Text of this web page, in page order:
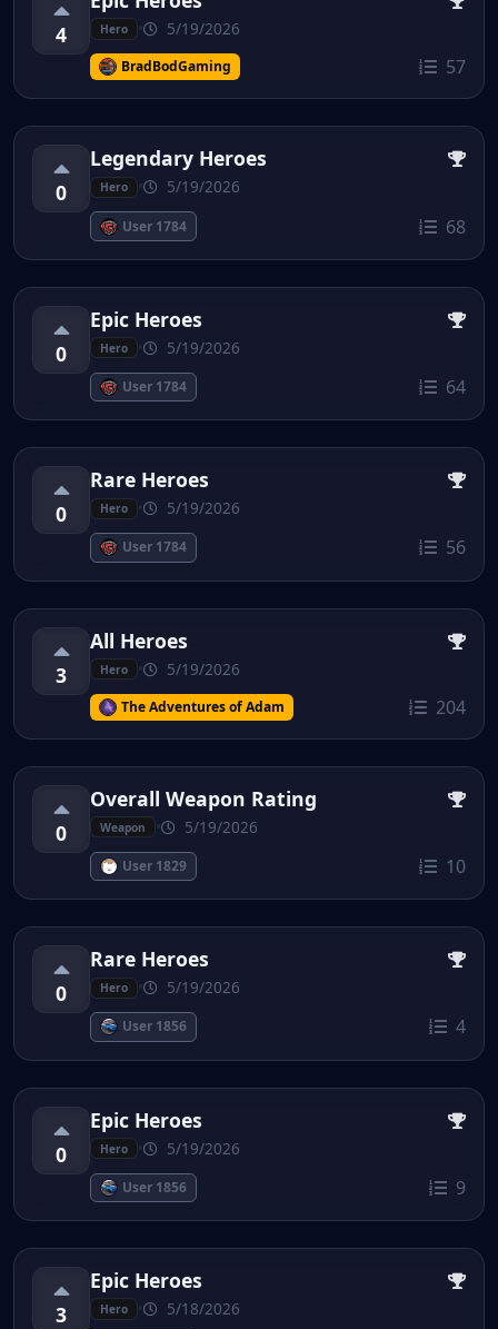
4 Hero 5/19/2026
BradBodGaming 57
0
Legendary Heroes
Hero 5/19/2026
User 1784 68
0
Epic Heroes
Hero 5/19/2026
User 1784 64
0
Rare Heroes
Hero 5/19/2026
User 1784 56
3
All Heroes
Hero 5/19/2026
The Adventures of Adam 204
0
Overall Weapon Rating
Weapon 5/19/2026
User 1829 10
0
Rare Heroes
Hero 5/19/2026
User 1856 4
0
Epic Heroes
Hero 5/19/2026
User 1856 9
3
Epic Heroes
Hero 5/18/2026